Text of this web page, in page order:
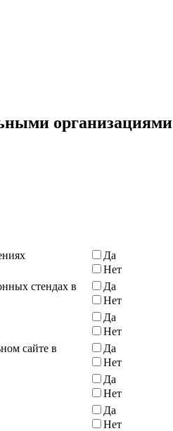
организациями
Да
Нет
стендах в
Да
Нет
Да
Нет
сайте в
Да
Нет
Да
Нет
Да
Нет